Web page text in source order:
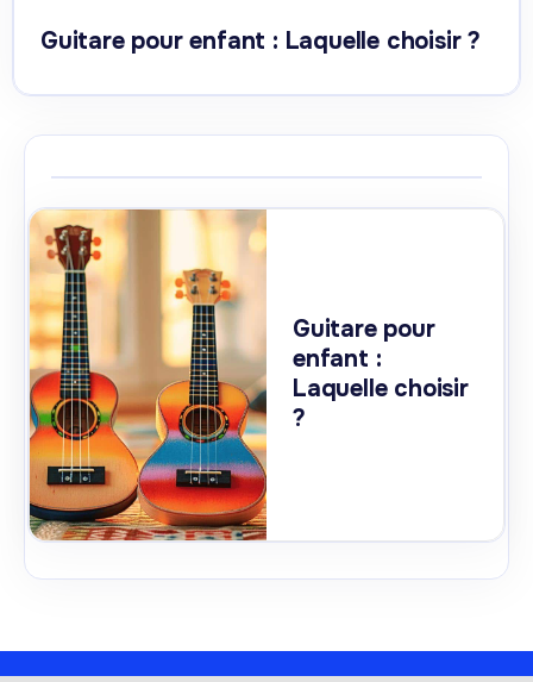
Guitare pour enfant : Laquelle choisir ?
Guitare pour
enfant :
Laquelle choisir
?